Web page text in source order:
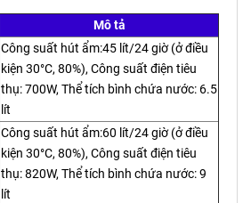
Mô tả
Công suất hút ẩm:45 lít/24 giờ (ở điều
kiện 30°C, 80%), Công suất điện tiêu
thụ: 700W, Thể tích bình chứa nước: 6.5
lít
Công suất hút ẩm:60 lít/24 giờ (ở điều
kiện 30°C, 80%), Công suất điện tiêu
thụ: 820W, Thể tích bình chứa nước: 9
lít